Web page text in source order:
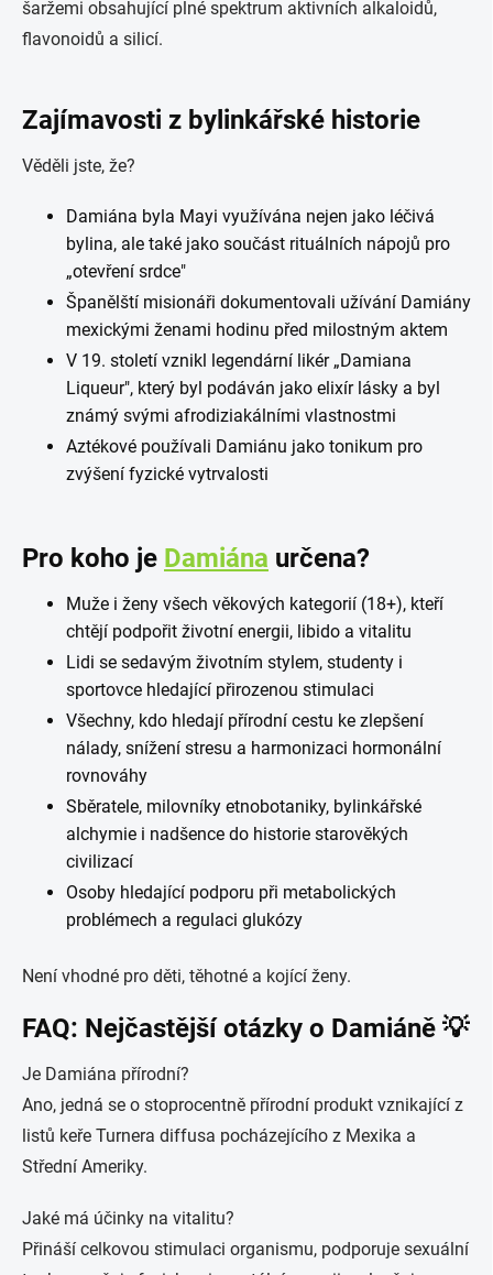
šaržemi obsahující plné spektrum aktivních alkaloidů,
flavonoidů a silicí.
Zajímavosti z bylinkářské historie
Věděli jste, že?
Damiána byla Mayi využívána nejen jako léčivá
bylina, ale také jako součást rituálních nápojů pro
„otevření srdce"
Španělští misionáři dokumentovali užívání Damiány
mexickými ženami hodinu před milostným aktem
V 19. století vznikl legendární likér „Damiana
Liqueur", který byl podáván jako elixír lásky a byl
známý svými afrodiziakálními vlastnostmi
Aztékové používali Damiánu jako tonikum pro
zvýšení fyzické vytrvalosti
Pro koho je Damiána určena?
Muže i ženy všech věkových kategorií (18+), kteří
chtějí podpořit životní energii, libido a vitalitu
Lidi se sedavým životním stylem, studenty i
sportovce hledající přirozenou stimulaci
Všechny, kdo hledají přírodní cestu ke zlepšení
nálady, snížení stresu a harmonizaci hormonální
rovnováhy
Sběratele, milovníky etnobotaniky, bylinkářské
alchymie i nadšence do historie starověkých
civilizací
Osoby hledající podporu při metabolických
problémech a regulaci glukózy
Není vhodné pro děti, těhotné a kojící ženy.
FAQ: Nejčastější otázky o Damiáně 💡
Je Damiána přírodní?
Ano, jedná se o stoprocentně přírodní produkt vznikající z
listů keře Turnera diffusa pocházejícího z Mexika a
Střední Ameriky.
Jaké má účinky na vitalitu?
Přináší celkovou stimulaci organismu, podporuje sexuální